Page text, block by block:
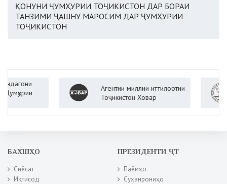
ҚОНУНИ ҶУМҲУРИИ ТОҶИКИСТОН ДАР БОРАИ
ТАНЗИМИ ҶАШНУ МАРОСИМ ДАР ҶУМҲУРИИ
ТОҶИКИСТОН
Агентии миллии иттилоотии
Тоҷикистон Ховар
БАХШҲО
Сиёсат
Иқтисод
ПРЕЗИДЕНТИ ҶТ
Паёмҳо
Суханрониҳо